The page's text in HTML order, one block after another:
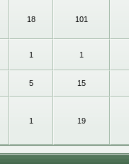
18 101
1 1
5 15
1 19